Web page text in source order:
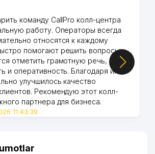
команду CallPro колл-центра
работу. Операторы всегда
относятся к каждому
помогают решить вопросы.
отметить грамотную речь,
и оперативность. Благодаря их
улучшилось качество
Рекомендую этот колл-
партнера для бизнеса.
11:43:39